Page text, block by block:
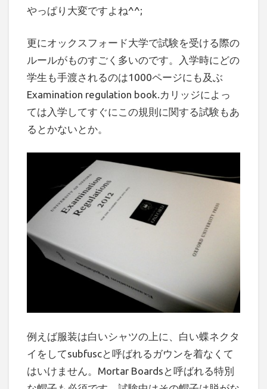
やっぱり大変ですよね^^;
更にオックスフォード大学で試験を受ける際の
ルールがものすごく多いのです。入学時にどの
学生も手渡されるのは1000ページにも及ぶ
Examination regulation book.カリッジによっ
ては入学してすぐにこの規則に関する試験もあ
るとかないとか。
例えば服装は白いシャツの上に、白い蝶ネクタ
イをしてsubfuscと呼ばれるガウンを着なくて
はいけません。Mortar Boardsと呼ばれる特別